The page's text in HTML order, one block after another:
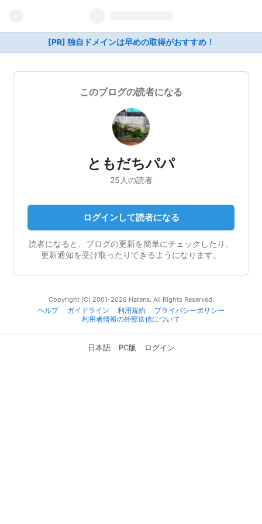
[PR] 独自ドメインは早めの取得がおすすめ！
このブログの読者になる
ともだちパパ
25人の読者
ログインして読者になる
読者になると、ブログの更新を簡単にチェックしたり、
更新通知を受け取ったりできるようになります。
Copyright (C) 2001-2026 Hatena. All Rights Reserved.
ヘルプ
ガイドライン 利用規約
プライバシーポリシー
利用者情報の外部送信について
日本語 PC版 ログイン